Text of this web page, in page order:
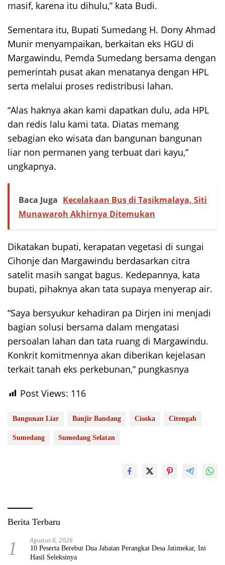
masif, karena itu dihulu,” kata Budi.
Sementara itu, Bupati Sumedang H. Dony Ahmad
Munir menyampaikan, berkaitan eks HGU di
Margawindu, Pemda Sumedang bersama dengan
pemerintah pusat akan menatanya dengan HPL
serta melalui proses redistribusi lahan.
“Alas haknya akan kami dapatkan dulu, ada HPL
dan redis lalu kami tata. Diatas memang
sebagian eko wisata dan bangunan bangunan
liar non permanen yang terbuat dari kayu,”
ungkapnya.
Baca Juga Kecelakaan Bus di Tasikmalaya, Siti
Munawaroh Akhirnya Ditemukan
Dikatakan bupati, kerapatan vegetasi di sungai
Cihonje dan Margawindu berdasarkan citra
satelit masih sangat bagus. Kedepannya, kata
bupati, pihaknya akan tata supaya menyerap air.
“Saya bersyukur kehadiran pa Dirjen ini menjadi
bagian solusi bersama dalam mengatasi
persoalan lahan dan tata ruang di Margawindu.
Konkrit komitmennya akan diberikan kejelasan
terkait tanah eks perkebunan,” pungkasnya
Post Views: 116
Bangunan Liar Banjir Bandang Cisoka Citengah
Sumedang Sumedang Selatan
Berita Terbaru
1 Agustus 6, 2026
10 Peserta Berebut Dua Jabatan Perangkat Desa Jatimekar, Ini
Hasil Seleksinya